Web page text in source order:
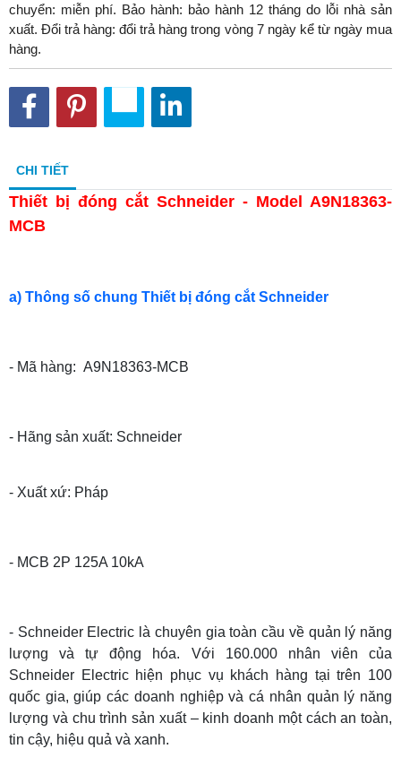
chuyển: miễn phí. Bảo hành: bảo hành 12 tháng do lỗi nhà sản
xuất. Đổi trả hàng: đổi trả hàng trong vòng 7 ngày kể từ ngày mua
hàng.
CHI TIẾT
Thiết bị đóng cắt Schneider - Model A9N18363-
MCB
a) Thông số chung Thiết bị đóng cắt Schneider
- Mã hàng: A9N18363-MCB
- Hãng sản xuất: Schneider
- Xuất xứ: Pháp
- MCB 2P 125A 10kA
- Schneider Electric là chuyên gia toàn cầu về quản lý năng
lượng và tự động hóa. Với 160.000 nhân viên của
Schneider Electric hiện phục vụ khách hàng tại trên 100
quốc gia, giúp các doanh nghiệp và cá nhân quản lý năng
lượng và chu trình sản xuất – kinh doanh một cách an toàn,
tin cậy, hiệu quả và xanh.